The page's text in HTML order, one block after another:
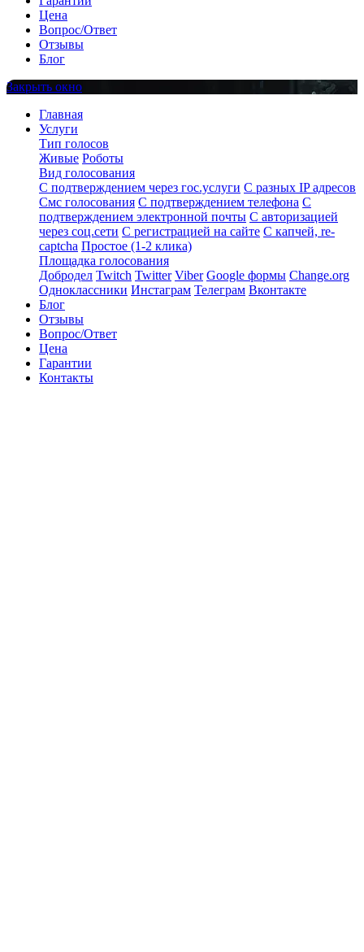
Цена
Вопрос/Ответ
Отзывы
Блог
Закрыть окно
Главная
Услуги
Тип голосов
Живые Роботы
Вид голосования
С подтверждением через гос.услуги С разных IP адресов
Смс голосования С подтверждением телефона С
подтверждением электронной почты С авторизацией
через соц.сети С регистрацией на сайте С капчей, re-
captcha Простое (1-2 клика)
Площадка голосования
Добродел Twitch Twitter Viber Google формы Change.org
Одноклассники Инстаграм Телеграм Вконтакте
Блог
Отзывы
Вопрос/Ответ
Цена
Гарантии
Контакты